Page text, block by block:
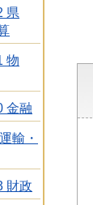
県
物
金融
輸・
財政